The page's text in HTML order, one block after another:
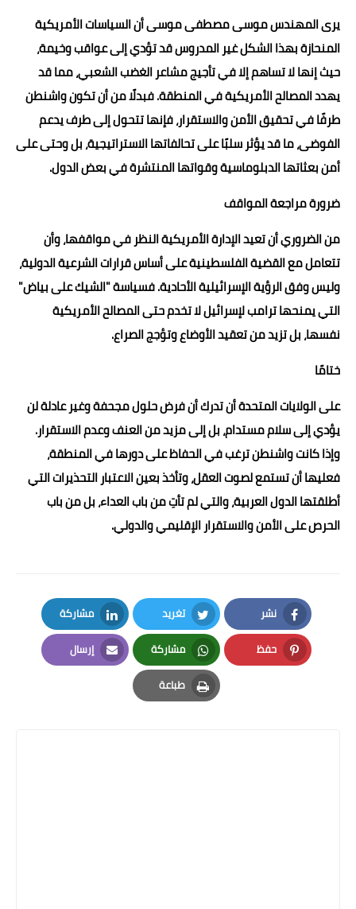
يرى المهندس موسى مصطفى موسى أن السياسات الأمريكية
المنحازة بهذا الشكل غير المدروس قد تؤدي إلى عواقب وخيمة،
حيث إنها لا تساهم إلا في تأجيج مشاعر الغضب الشعبي، مما قد
يهدد المصالح الأمريكية في المنطقة. فبدلًا من أن تكون واشنطن
طرفًا في تحقيق الأمن والاستقرار، فإنها تتحول إلى طرف يدعم
الفوضى، ما قد يؤثر سلبًا على تحالفاتها الاستراتيجية، بل وحتى على
أمن بعثاتها الدبلوماسية وقواتها المنتشرة في بعض الدول.
ضرورة مراجعة المواقف
من الضروري أن تعيد الإدارة الأمريكية النظر في مواقفها، وأن
تتعامل مع القضية الفلسطينية على أساس قرارات الشرعية الدولية،
وليس وفق الرؤية الإسرائيلية الأحادية. فسياسة "الشيك على بياض"
التي يمنحها ترامب لإسرائيل لا تخدم حتى المصالح الأمريكية
نفسها، بل تزيد من تعقيد الأوضاع وتؤجج الصراع.
ختامًا
على الولايات المتحدة أن تدرك أن فرض حلول مجحفة وغير عادلة لن
يؤدي إلى سلام مستدام، بل إلى مزيد من العنف وعدم الاستقرار.
وإذا كانت واشنطن ترغب في الحفاظ على دورها في المنطقة،
فعليها أن تستمع لصوت العقل، وتأخذ بعين الاعتبار التحذيرات التي
أطلقتها الدول العربية، والتي لم تأتِ من باب العداء، بل من باب
الحرص على الأمن والاستقرار الإقليمي والدولي.
نشر
Facebook
تغريد
Twitter
مشاركة
LinkedIn
حفظ
Pinterest
مشاركة
Whatsapp
إرسال
Email
طباعة
Print